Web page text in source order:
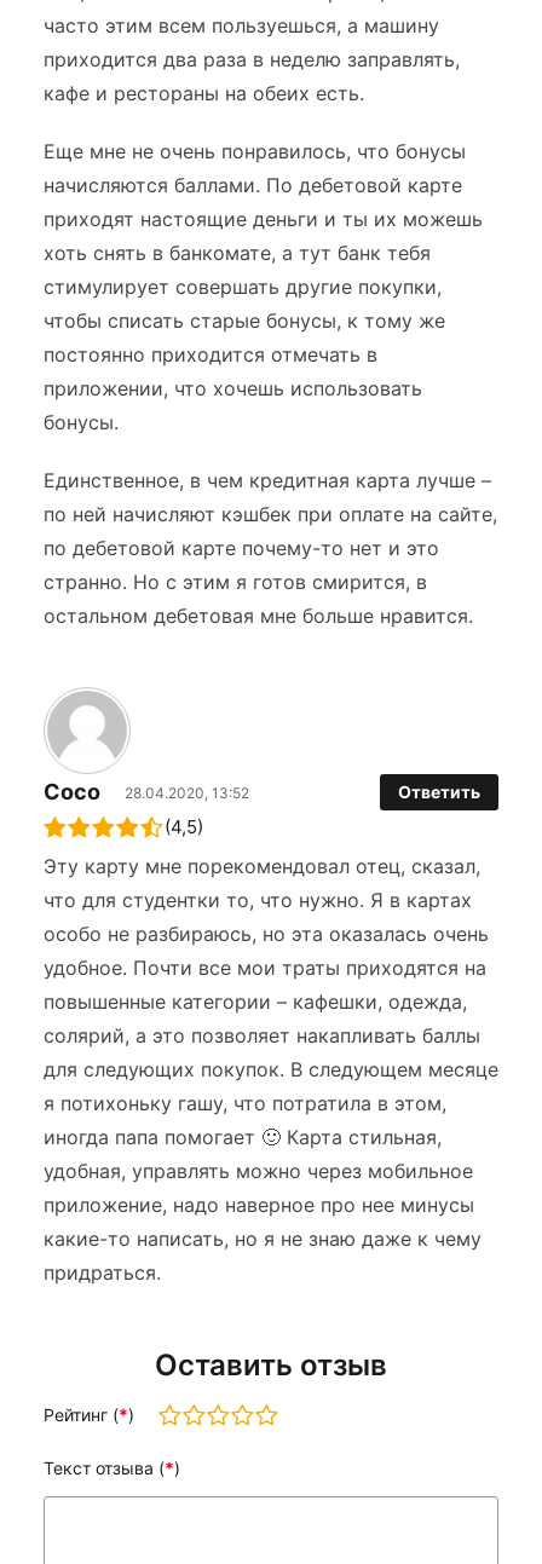
часто этим всем пользуешься, а машину
приходится два раза в неделю заправлять,
кафе и рестораны на обеих есть.
Еще мне не очень понравилось, что бонусы
начисляются баллами. По дебетовой карте
приходят настоящие деньги и ты их можешь
хоть снять в банкомате, а тут банк тебя
стимулирует совершать другие покупки,
чтобы списать старые бонусы, к тому же
постоянно приходится отмечать в
приложении, что хочешь использовать
бонусы.
Единственное, в чем кредитная карта лучше –
по ней начисляют кэшбек при оплате на сайте,
по дебетовой карте почему-то нет и это
странно. Но с этим я готов смирится, в
остальном дебетовая мне больше нравится.
Coco 28.04.2020, 13:52 Ответить
(4,5)
Эту карту мне порекомендовал отец, сказал,
что для студентки то, что нужно. Я в картах
особо не разбираюсь, но эта оказалась очень
удобное. Почти все мои траты приходятся на
повышенные категории – кафешки, одежда,
солярий, а это позволяет накапливать баллы
для следующих покупок. В следующем месяце
я потихоньку гашу, что потратила в этом,
иногда папа помогает 🙂 Карта стильная,
удобная, управлять можно через мобильное
приложение, надо наверное про нее минусы
какие-то написать, но я не знаю даже к чему
придраться.
Оставить отзыв
Рейтинг (*)
Текст отзыва (*)